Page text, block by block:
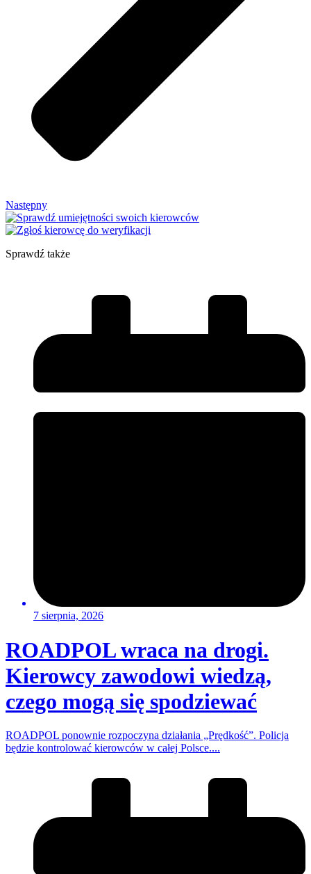
Następny
Sprawdź także
7 sierpnia, 2026
ROADPOL wraca na drogi.
Kierowcy zawodowi wiedzą,
czego mogą się spodziewać
ROADPOL ponownie rozpoczyna działania „Prędkość”. Policja
będzie kontrolować kierowców w całej Polsce....